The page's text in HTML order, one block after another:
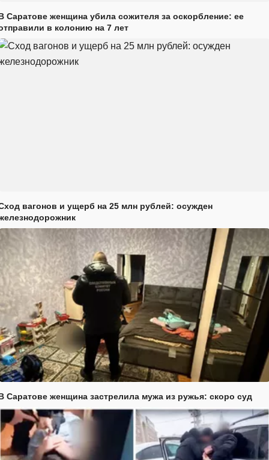
Саратове женщина убила сожителя за оскорбление: ее
в колонию на 7 лет
вагонов и ущерб на 25 млн рублей: осужден
Саратове женщина застрелила мужа из ружья: скоро суд